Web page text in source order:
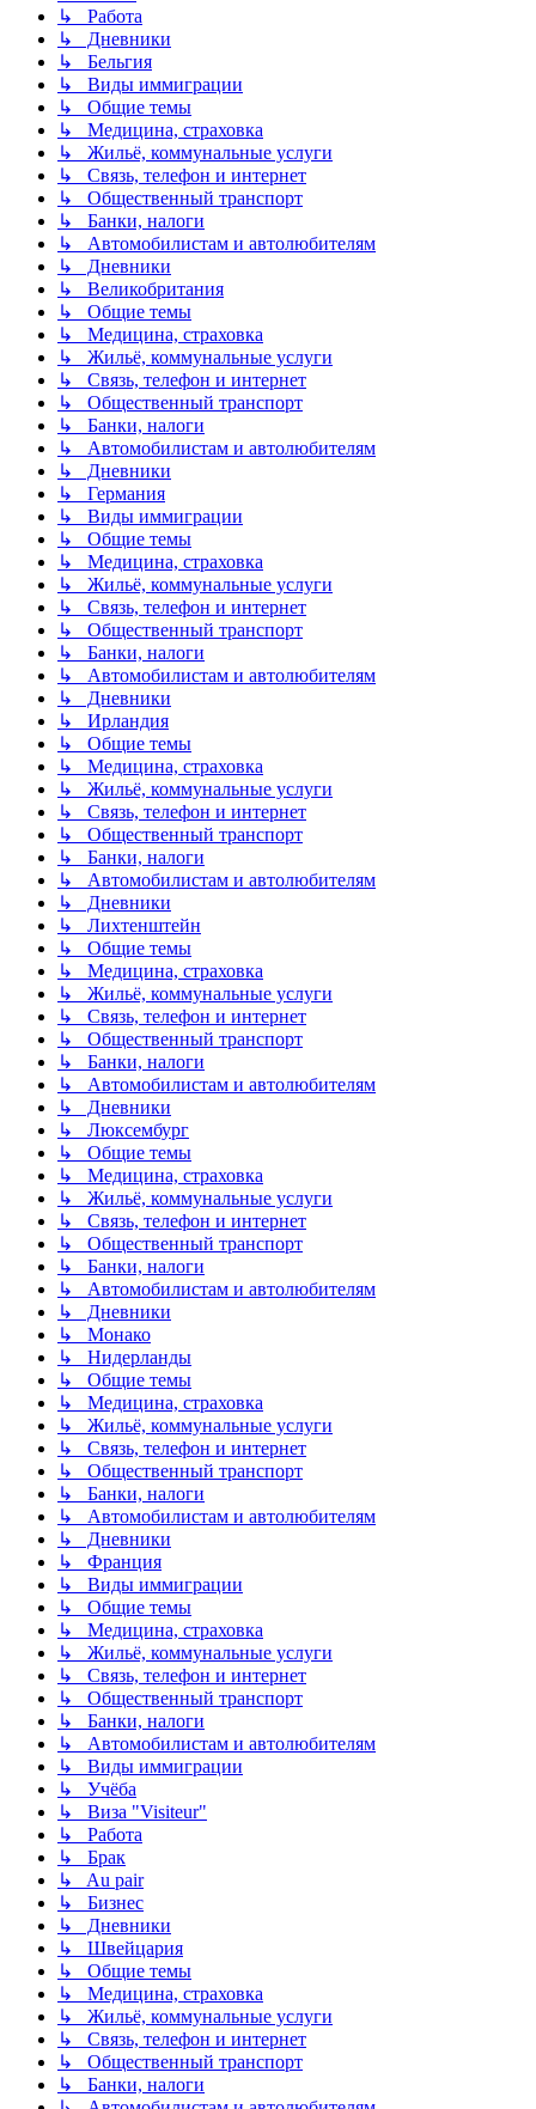
↳ Работа
↳ Дневники
↳ Бельгия
↳ Виды иммиграции
↳ Общие темы
↳ Медицина, страховка
↳ Жильё, коммунальные услуги
↳ Связь, телефон и интернет
↳ Общественный транспорт
↳ Банки, налоги
↳ Автомобилистам и автолюбителям
↳ Дневники
↳ Великобритания
↳ Общие темы
↳ Медицина, страховка
↳ Жильё, коммунальные услуги
↳ Связь, телефон и интернет
↳ Общественный транспорт
↳ Банки, налоги
↳ Автомобилистам и автолюбителям
↳ Дневники
↳ Германия
↳ Виды иммиграции
↳ Общие темы
↳ Медицина, страховка
↳ Жильё, коммунальные услуги
↳ Связь, телефон и интернет
↳ Общественный транспорт
↳ Банки, налоги
↳ Автомобилистам и автолюбителям
↳ Дневники
↳ Ирландия
↳ Общие темы
↳ Медицина, страховка
↳ Жильё, коммунальные услуги
↳ Связь, телефон и интернет
↳ Общественный транспорт
↳ Банки, налоги
↳ Автомобилистам и автолюбителям
↳ Дневники
↳ Лихтенштейн
↳ Общие темы
↳ Медицина, страховка
↳ Жильё, коммунальные услуги
↳ Связь, телефон и интернет
↳ Общественный транспорт
↳ Банки, налоги
↳ Автомобилистам и автолюбителям
↳ Дневники
↳ Люксембург
↳ Общие темы
↳ Медицина, страховка
↳ Жильё, коммунальные услуги
↳ Связь, телефон и интернет
↳ Общественный транспорт
↳ Банки, налоги
↳ Автомобилистам и автолюбителям
↳ Дневники
↳ Монако
↳ Нидерланды
↳ Общие темы
↳ Медицина, страховка
↳ Жильё, коммунальные услуги
↳ Связь, телефон и интернет
↳ Общественный транспорт
↳ Банки, налоги
↳ Автомобилистам и автолюбителям
↳ Дневники
↳ Франция
↳ Виды иммиграции
↳ Общие темы
↳ Медицина, страховка
↳ Жильё, коммунальные услуги
↳ Связь, телефон и интернет
↳ Общественный транспорт
↳ Банки, налоги
↳ Автомобилистам и автолюбителям
↳ Виды иммиграции
↳ Учёба
↳ Виза "Visiteur"
↳ Работа
↳ Брак
↳ Au pair
↳ Бизнес
↳ Дневники
↳ Швейцария
↳ Общие темы
↳ Медицина, страховка
↳ Жильё, коммунальные услуги
↳ Связь, телефон и интернет
↳ Общественный транспорт
↳ Банки, налоги